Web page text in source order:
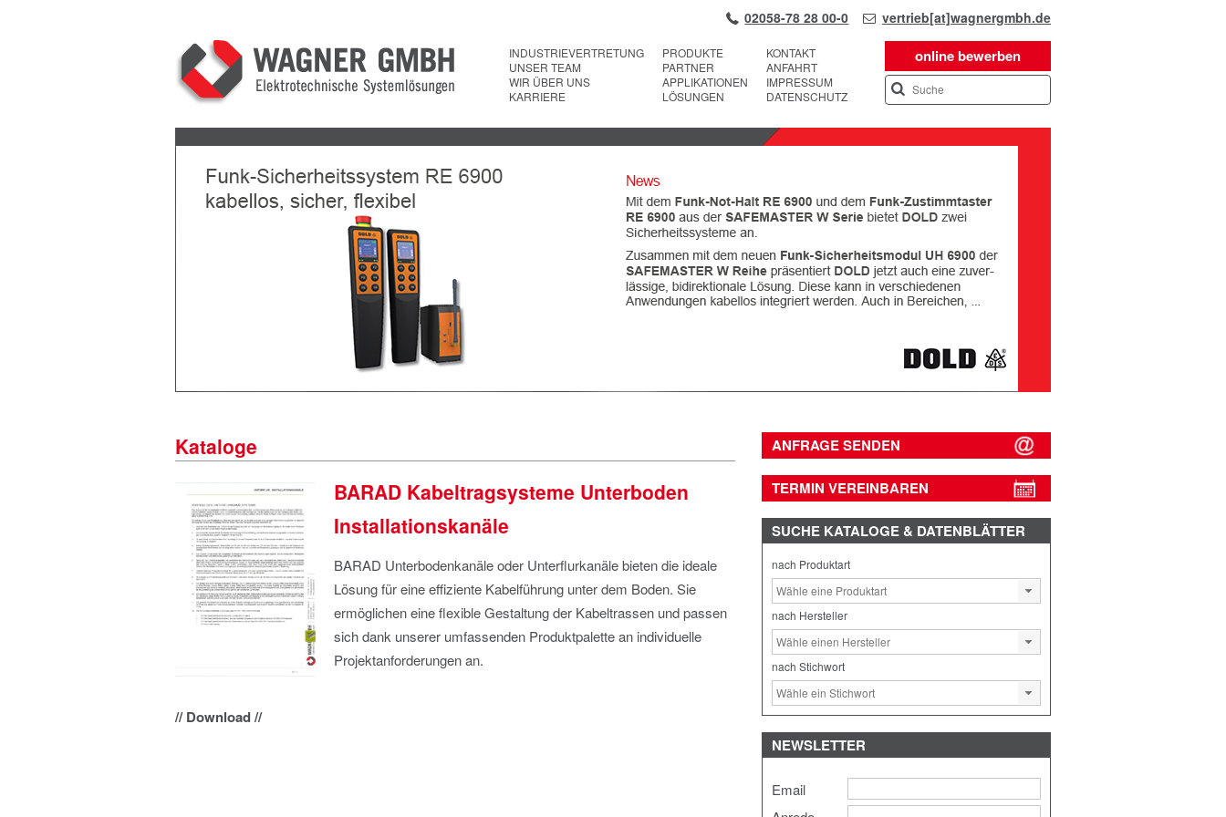
02058-78 28 00-0 vertrieb[at]wagnergmbh.de
online bewerben
INDUSTRIEVERTRETUNG
UNSER TEAM
WIR ÜBER UNS
KARRIERE
PRODUKTE
PARTNER
APPLIKATIONEN
LÖSUNGEN
KONTAKT
ANFAHRT
IMPRESSUM
DATENSCHUTZ
Next
Kataloge
BARAD Kabeltragsysteme Unterboden
Installationskanäle
BARAD Unterbodenkanäle oder Unterflurkanäle bieten die ideale
Lösung für eine effiziente Kabelführung unter dem Boden. Sie
ermöglichen eine flexible Gestaltung der Kabeltrassen und passen
sich dank unserer umfassenden Produktpalette an individuelle
Projektanforderungen an.
// Download //
ANFRAGE SENDEN
TERMIN VEREINBAREN
SUCHE KATALOGE & DATENBLÄTTER
nach Produktart
nach Hersteller
nach Stichwort
NEWSLETTER
Email